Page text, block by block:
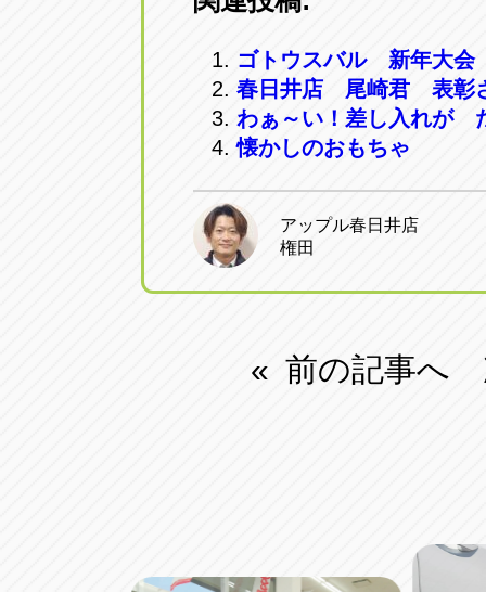
ゴトウスバル 新年大会
春日井店 尾崎君 表彰
わぁ～い！差し入れが
懐かしのおもちゃ
アップル春日井店
権田
« 前の記事へ